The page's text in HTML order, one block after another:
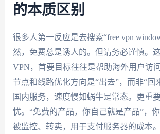
的本质区别
很多人第一反应是去搜索“free vpn
然，免费总是诱人的。但请务必谨慎。
VPN，首要目标往往是帮助海外用户访
节点和线路优化方向是“出去”，而非“回
国内服务，速度慢如蜗牛是常态。更重
忧。“免费的产品，你自己就是产品”，
被监控、转卖，用于支付服务器的成本